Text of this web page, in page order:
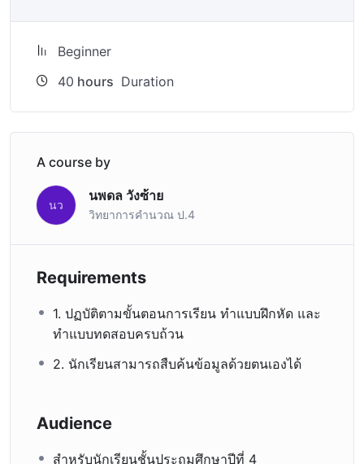
Beginner
40 hours Duration
A course by
นว
นพดล วังซ้าย
วิทยาการคำนวณ ป.4
Requirements
1. ปฏบัติตามขั้นตอนการเรียน ทำแบบฝึกหัด และ
ทำแบบทดสอบครบถ้วน
2. นักเรียนสามารถสืบค้นข้อมูลด้วยตนเองได้
Audience
สำหรับนักเรียนชั้นประถมศึกษาปีที่ 4